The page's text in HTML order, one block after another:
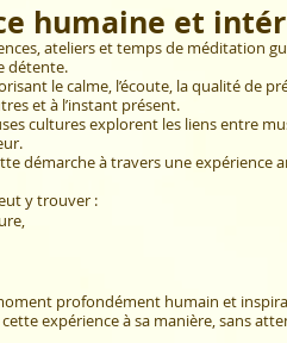
humaine et
ateliers et temps de méditation
détente.
le calme, l’écoute, la qualité de
et à l’instant présent.
cultures explorent les liens entre
démarche à travers une
y trouver :
profondément humain et
expérience à sa manière, sans